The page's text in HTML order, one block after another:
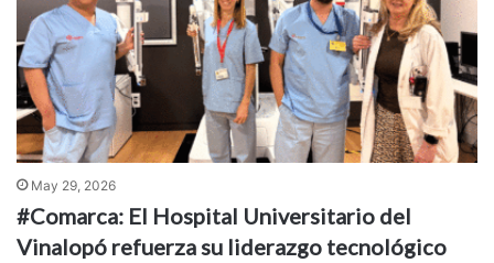
May 29, 2026
#Comarca: El Hospital Universitario del
Vinalopó refuerza su liderazgo tecnológico